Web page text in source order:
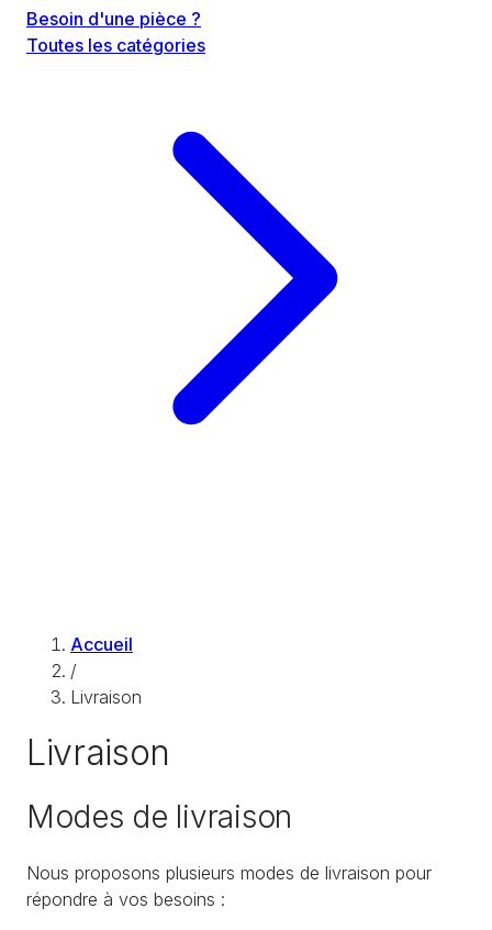
Besoin d'une pièce ?
Toutes les catégories
Accueil
/
Livraison
Livraison
Modes de livraison
Nous proposons plusieurs modes de livraison pour
répondre à vos besoins :